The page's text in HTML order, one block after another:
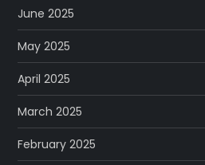
June 2025
May 2025
April 2025
March 2025
February 2025